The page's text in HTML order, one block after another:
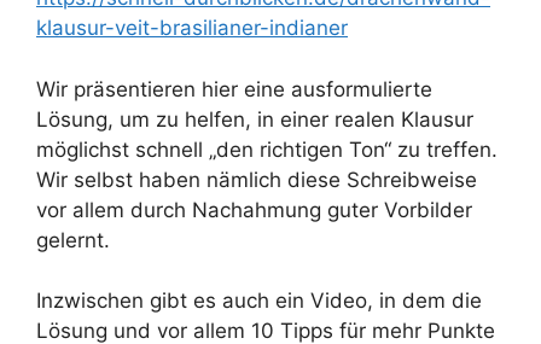
klausur-veit-brasilianer-indianer
Wir präsentieren hier eine ausformulierte
Lösung, um zu helfen, in einer realen Klausur
möglichst schnell „den richtigen Ton“ zu treffen.
Wir selbst haben nämlich diese Schreibweise
vor allem durch Nachahmung guter Vorbilder
gelernt.
Inzwischen gibt es auch ein Video, in dem die
Lösung und vor allem 10 Tipps für mehr Punkte